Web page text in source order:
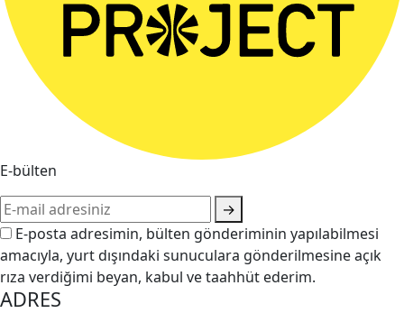
E-bülten
→
E-posta adresimin, bülten gönderiminin yapılabilmesi
amacıyla, yurt dışındaki sunuculara gönderilmesine açık
rıza verdiğimi beyan, kabul ve taahhüt ederim.
ADRES